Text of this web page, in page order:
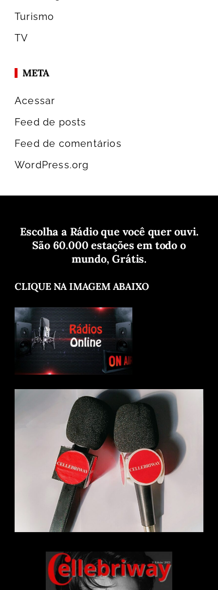
Turismo
TV
META
Acessar
Feed de posts
Feed de comentários
WordPress.org
Escolha a Rádio que você quer ouvi.
São 60.000 estações em todo o
mundo, Grátis.
CLIQUE NA IMAGEM ABAIXO